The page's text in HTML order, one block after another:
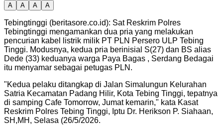
A A A A
Tebingtinggi (beritasore.co.id): Sat Reskrim Polres
Tebingtinggi mengamankan dua pria yang melakukan
pencurian kabel listrik milik PT PLN Persero ULP Tebing
Tinggi. Modusnya, kedua pria berinisial S(27) dan BS alias
Dede (33) keduanya warga Paya Bagas , Serdang Bedagai
itu menyamar sebagai petugas PLN.
"Kedua pelaku ditangkap di Jalan Simalungun Kelurahan
Satria Kecamatan Padang Hilir, Kota Tebing Tinggi, tepatnya
di samping Cafe Tomorrow, Jumat kemarin," kata Kasat
Reskrim Polres Tebing Tinggi, Iptu Dr. Herikson P. Siahaan,
SH,MH, Selasa (26/5/2026.